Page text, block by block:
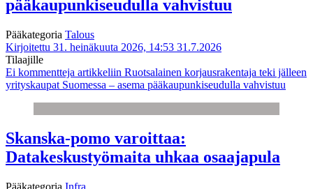
pääkaupunkiseudulla vahvistuu
Pääkategoria Talous
Kirjoitettu 31. heinäkuuta 2026, 14:53 31.7.2026
Tilaajille
Ei kommentteja artikkeliin Ruotsalainen korjausrakentaja teki jälleen
yrityskaupat Suomessa – asema pääkaupunkiseudulla vahvistuu
Skanska-pomo varoittaa:
Datakeskustyömaita uhkaa osaajapula
Pääkategoria Infra